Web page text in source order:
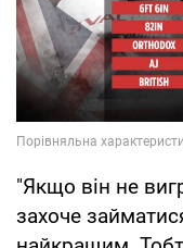
"Якщо він не
захоче